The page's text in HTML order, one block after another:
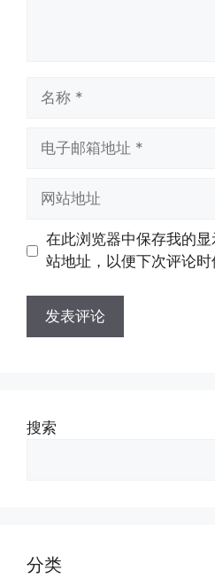
址
址
在此浏览器中保存我的
站地址，以便下次评论时
搜索
分类